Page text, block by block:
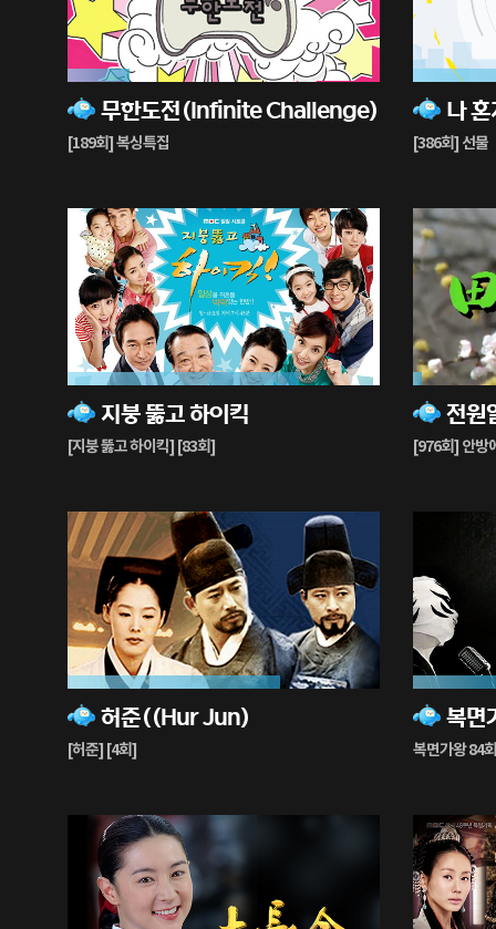
무한도전(Infinite Challenge)
[189회] 복싱특집
20%
재
생
나
[386회] 선물
89%
재
생
지붕 뚫고 하이킥
[지붕 뚫고 하이킥] [83회]
74%
재
생
전원
[976회] 안방
3%
재
생
허준((Hur Jun)
[허준] [4회]
68%
재
생
복면가왕 84회
29%
재
생